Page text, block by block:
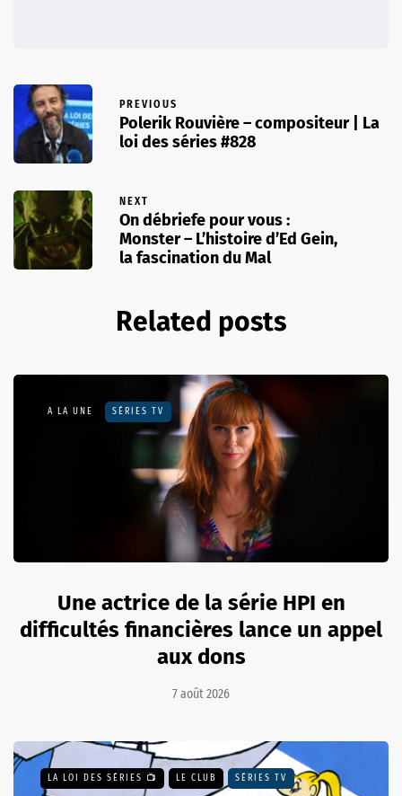
PREVIOUS
Polerik Rouvière – compositeur | La
loi des séries #828
NEXT
On débriefe pour vous :
Monster – L’histoire d’Ed Gein,
la fascination du Mal
Related posts
A LA UNE SÉRIES TV
Une actrice de la série HPI en
difficultés financières lance un appel
aux dons
7 août 2026
LA LOI DES SÉRIES 📺 LE CLUB SÉRIES TV